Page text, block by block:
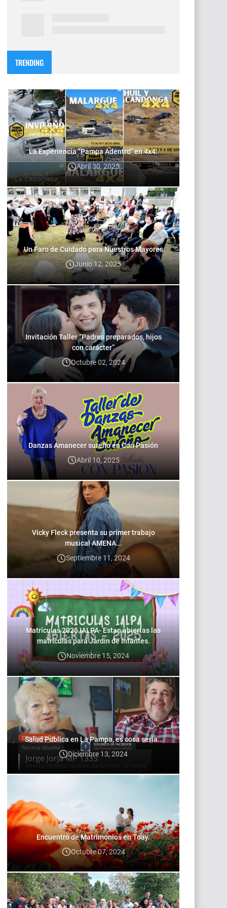
TRENDING
La Experiencia "Pampa Adentro" en 4x4:
Abril 30, 2025
Un Faro de Cuidado para Nuestros Mayores
Junio 12, 2025
Invitación Taller “Padres preparados, hijos
con carácter”
Octubre 02, 2024
Danzas Amanecer sureño en Con Pasión
Abril 10, 2025
Vicky Fleck presenta su primer trabajo
musical AMENA...
Septiembre 11, 2024
Matrículas 2025 IALPA- Estan abiertas las
matrículas para Jardin de Infantes.
Noviembre 15, 2024
Salud Publica en La Pampa, es cosa seria..
Diciembre 13, 2024
Encuentro de Matrimonios en Toay.
Octubre 07, 2024